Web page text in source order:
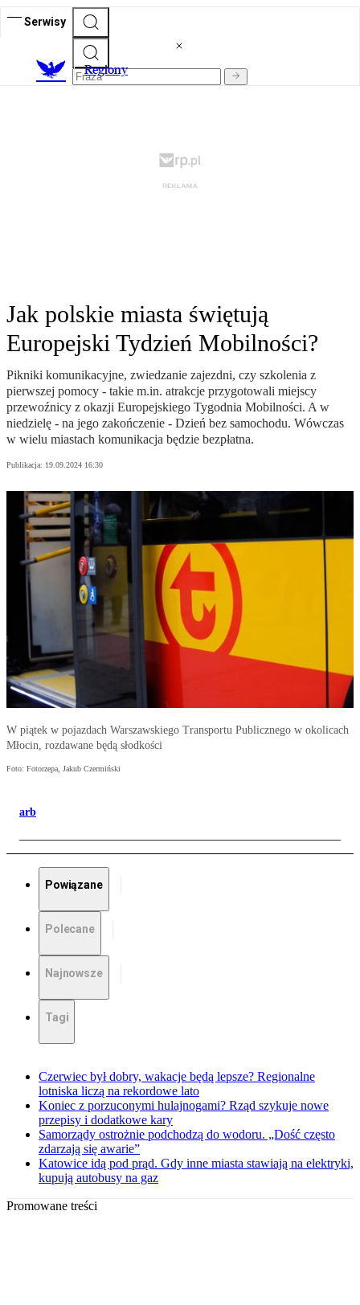
Serwisy
Regiony
Jak polskie miasta świętują
Europejski Tydzień Mobilności?
Pikniki komunikacyjne, zwiedzanie zajezdni, czy szkolenia z
pierwszej pomocy - takie m.in. atrakcje przygotowali miejscy
przewoźnicy z okazji Europejskiego Tygodnia Mobilności. A w
niedzielę - na jego zakończenie - Dzień bez samochodu. Wówczas
w wielu miastach komunikacja będzie bezpłatna.
Publikacja: 19.09.2024 16:30
W piątek w pojazdach Warszawskiego Transportu Publicznego w okolicach
Młocin, rozdawane będą słodkości
Foto: Fotorzepa, Jakub Czermiński
arb
Powiązane
Polecane
Najnowsze
Tagi
Czerwiec był dobry, wakacje będą lepsze? Regionalne
lotniska liczą na rekordowe lato
Koniec z porzuconymi hulajnogami? Rząd szykuje nowe
przepisy i dodatkowe kary
Samorządy ostrożnie podchodzą do wodoru. „Dość często
zdarzają się awarie”
Katowice idą pod prąd. Gdy inne miasta stawiają na elektryki,
kupują autobusy na gaz
Promowane treści